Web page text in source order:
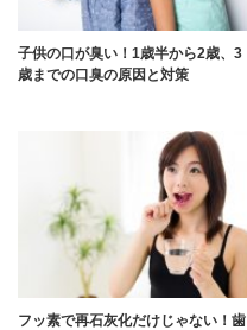
子供の口が臭い！1歳半から2歳、3
歳までの口臭の原因と対策
フッ素で再石灰化だけじゃない！歯